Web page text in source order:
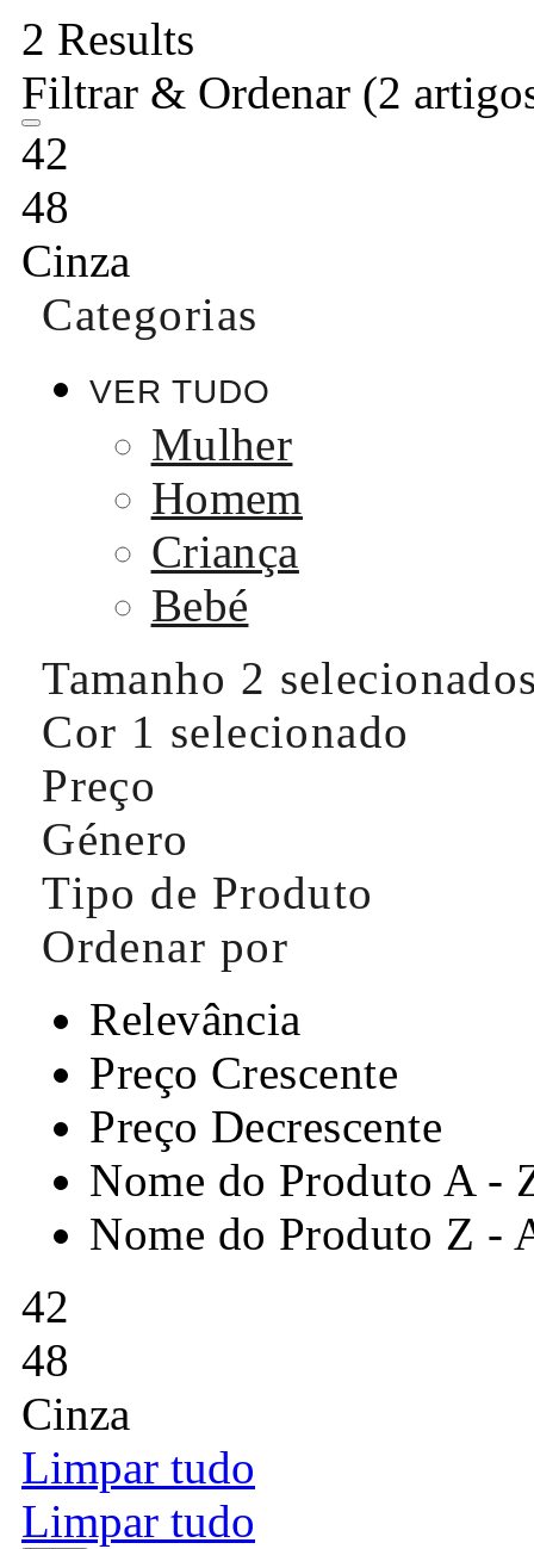
2 Results
Filtrar & Ordenar (2
42
48
Cinza
Categorias
VER TUDO
Mulher
Homem
Criança
Bebé
Tamanho 2
Cor 1 selecionado
Preço
Género
Tipo de Produto
Ordenar por
Relevância
Preço Crescente
Preço Decrescente
Nome do Produto A -
Nome do Produto Z -
42
48
Cinza
Limpar tudo
Limpar tudo